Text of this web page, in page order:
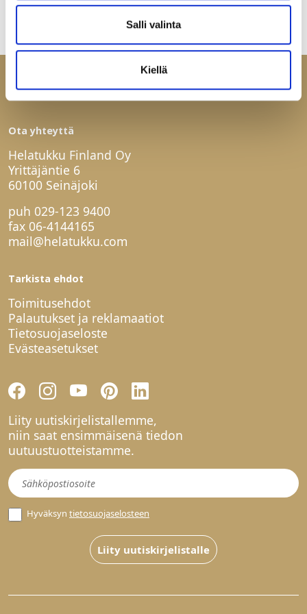
Salli valinta
Kiellä
Ota yhteyttä
Helatukku Finland Oy
Yrittäjäntie 6
60100 Seinäjoki
puh 029-123 9400
fax 06-4144165
mail@helatukku.com
Tarkista ehdot
Toimitusehdot
Palautukset ja reklamaatiot
Tietosuojaseloste
Evästeasetukset
Liity uutiskirjelistallemme,
niin saat ensimmäisenä tiedon
uutuustuotteistamme.
Uutiskirje
Hyväksyn tietosuojaselosteen
Liity uutiskirjelistalle